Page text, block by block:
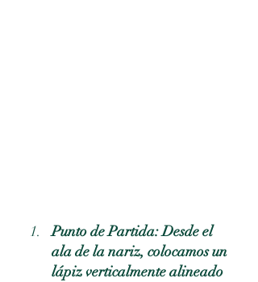
Punto de Partida: Desde el
ala de la nariz, colocamos un
lápiz verticalmente alineado